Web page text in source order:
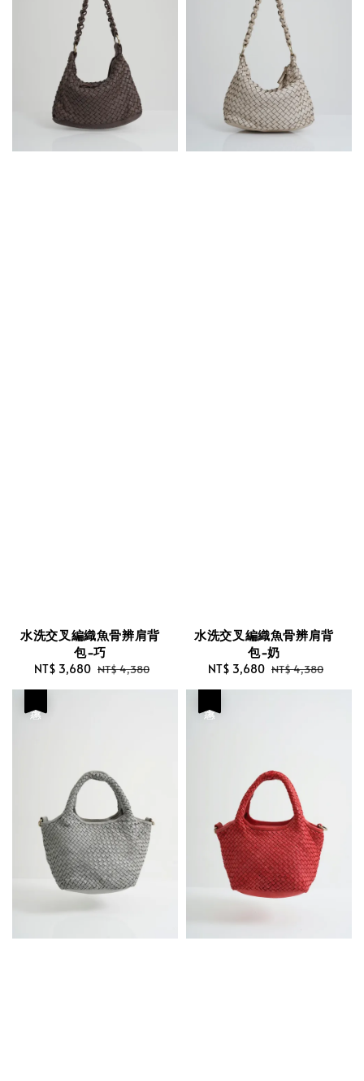
水洗交叉編織魚骨辨肩背
包-巧
Sale
price
NT$ 3,680 Regular
price
NT$ 4,380
水洗交叉編織魚骨辨肩背
包-奶
Sale
price
NT$ 3,680 Regular
price
NT$ 4,380